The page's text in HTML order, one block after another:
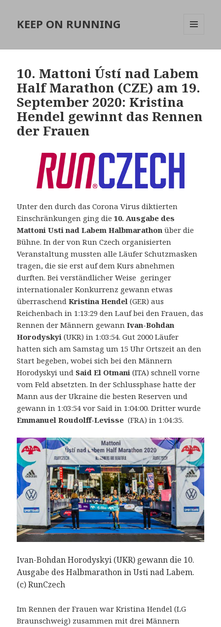
KEEP ON RUNNING
10. Mattoni Ústí nad Labem
Half Marathon (CZE) am 19.
September 2020: Kristina
Hendel gewinnt das Rennen
der Frauen
Unter den durch das Corona Virus diktierten
Einschränkungen ging die10. Ausgabe des
Mattoni Usti nad Labem Halbmarathonüber die
Bühne. In der von Run Czech organisierten
Veranstaltung mussten alle Läufer Schutzmasken
tragen, die sie erst auf dem Kurs abnehmen
durften. Bei verständlicher Weise geringer
internationaler Konkurrenz gewann etwas
überraschendKristina Hendel (GER) aus
Reichenbach in 1:13:29 den Lauf bei den Frauen, das
Rennen der Männern gewannIvan-Bohdan
Horodyskyi (UKR) in 1:03:54. Gut 2000 Läufer
hatten sich am Samstag um 15 Uhr Ortszeit an den
Start begeben, wobei sich bei den Männern
Horodyskyi und Said El Otmani(ITA) schnell vorne
vom Feld absetzten. In der Schlussphase hatte der
Mann aus der Ukraine die besten Reserven und
gewann in 1:03:54 vor Said in 1:04:00. Dritter wurde
EmmanuelRoudolff-Levisse (FRA) in 1:04:35.
Ivan-Bohdan Horodyskyi (UKR) gewann die 10.
Ausgabe des Halbmarathon in Usti nad Labem.
(c) RunCzech
Im Rennen der Frauen war Kristina Hendel (LG
Braunschweig) zusammen mit drei Männern